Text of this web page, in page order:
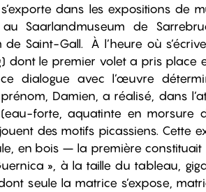
dans les expositions de
Saarlandmuseum de
Saint-Gall. À l’heure où
dont le premier volet a pris place
dialogue avec l’œuvre
Damien, a réalisé, dans
forte, aquatinte en morsure
des motifs picassiens. Cette
en bois – la première
», à la taille du tableau,
seule la matrice s’expose,